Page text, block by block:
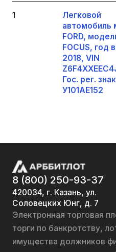
1
Легковой
автомобиль
FORD,
FOCUS, год
2018, VIN
Гос. рег. знак
У101АЕ152
8 (800) 250-93-37
420034, г. Казань, ул.
Соловецких Юнг, д. 7
Электронная торговая
торги по банкротству,
имущества должников